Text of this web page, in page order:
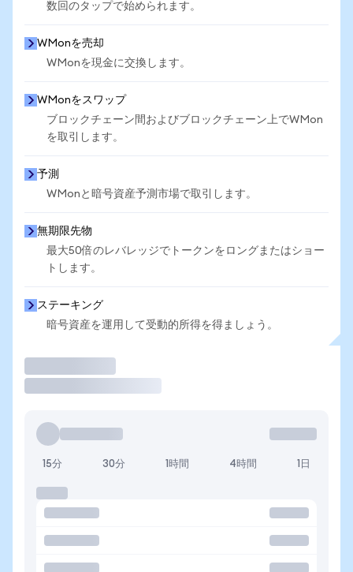
数回のタップで始められます。
WMonを売却
WMonを現金に交換します。
WMonをスワップ
ブロックチェーン間およびブロックチェーン上でWMon
を取引します。
予測
WMonと暗号資産予測市場で取引します。
無期限先物
最大50倍のレバレッジでトークンをロングまたはショー
トします。
ステーキング
暗号資産を運用して受動的所得を得ましょう。
15分 30分 1時間 4時間 1日